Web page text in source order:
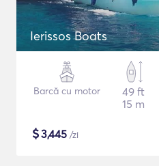
Ierissos Boats
Barcă cu motor
49 ft
15 m
$3,445 /zi